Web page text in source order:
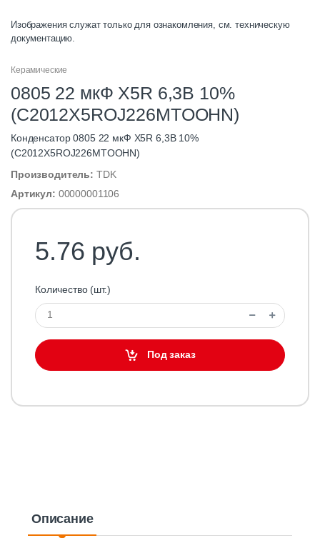
Изображения служат только для ознакомления, см. техническую
документацию.
Керамические
0805 22 мкФ X5R 6,3В 10%
(C2012X5ROJ226MTOOHN)
Конденсатор 0805 22 мкФ X5R 6,3В 10%
(C2012X5ROJ226MTOOHN)
Производитель: TDK
Артикул: 00000001106
5.76 руб.
Количество (шт.)
Под заказ
Описание